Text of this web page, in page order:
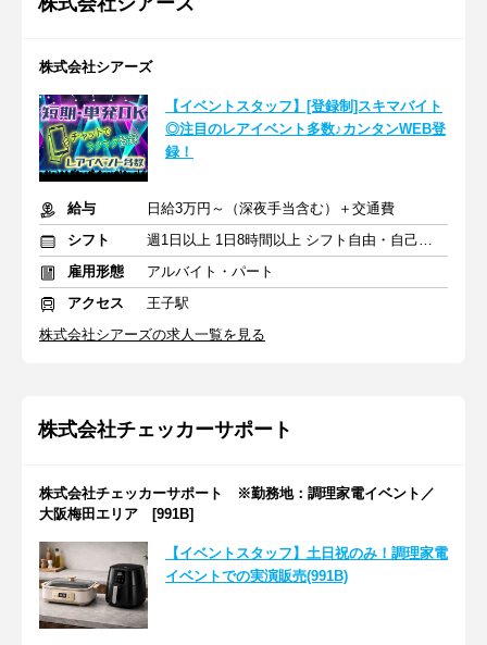
株式会社シアーズ
【イベントスタッフ】[登録制]スキマバイト
◎注目のレアイベント多数♪カンタンWEB登
録！
給与
日給3万円～（深夜手当含む）＋交通費
シフト
週1日以上 1日8時間以上 シフト自由・自己申告
雇用形態
アルバイト・パート
アクセス
王子駅
株式会社シアーズの求人一覧を見る
株式会社チェッカーサポート
株式会社チェッカーサポート ※勤務地：調理家電イベント／
大阪梅田エリア [991B]
【イベントスタッフ】土日祝のみ！調理家電
イベントでの実演販売(991B)